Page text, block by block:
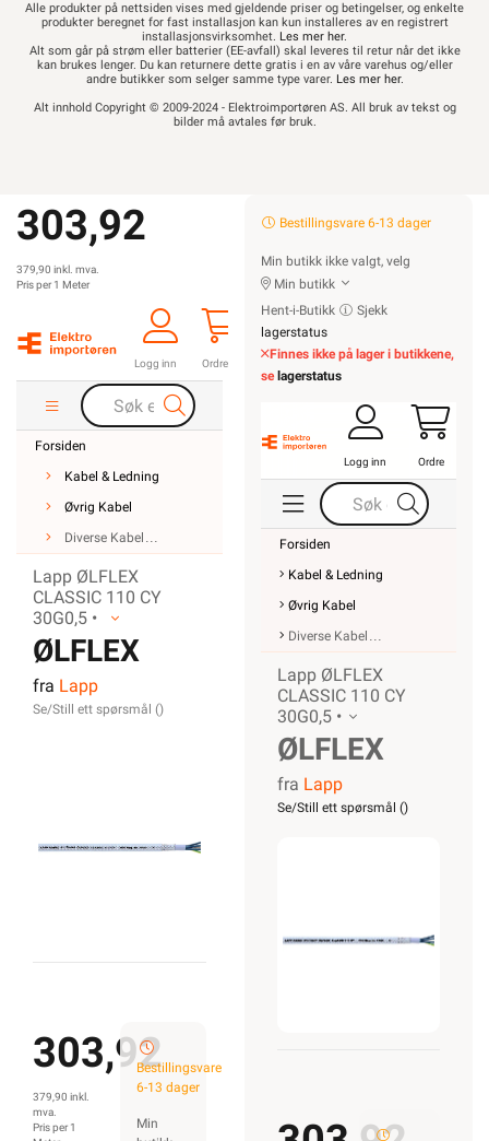
Alle produkter på nettsiden vises med gjeldende priser og betingelser, og enkelte
produkter beregnet for fast installasjon kan kun installeres av en registrert
installasjonsvirksomhet. Les mer her.
Alt som går på strøm eller batterier (EE-avfall) skal leveres til retur når det ikke
kan brukes lenger. Du kan returnere dette gratis i en av våre varehus og/eller
andre butikker som selger samme type varer. Les mer her.
Alt innhold Copyright © 2009-2024 - Elektroimportøren AS. All bruk av tekst og
bilder må avtales før bruk.
303,92
379,90 inkl. mva.
Pris per 1 Meter
Logg inn Ordre
Forsiden
Kabel & Ledning
Øvrig Kabel
Diverse Kabel
Lapp ØLFLEX
CLASSIC 110 CY
30G0,5 •
ØLFLEX
CLASSIC
fra Lapp
Se/Still ett spørsmål ()
303,92
379,90 inkl.
mva.
Pris per 1
Bestillingsvare
6-13 dager
Min
Bestillingsvare 6-13 dager
Min butikk ikke valgt, velg
Min butikk
Hent-i-Butikk
Sjekk
lagerstatus
Finnes ikke på lager i butikkene,
se lagerstatus
Logg inn Ordre
Forsiden
Kabel & Ledning
Øvrig Kabel
Diverse Kabel
Lapp ØLFLEX
CLASSIC 110 CY
30G0,5 •
ØLFLEX
CLASSIC
fra Lapp
Se/Still ett spørsmål ()